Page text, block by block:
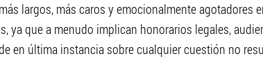
largos, más caros y emocionalmente agotadores
ya que a menudo implican honorarios legales,
en última instancia sobre cualquier cuestión no